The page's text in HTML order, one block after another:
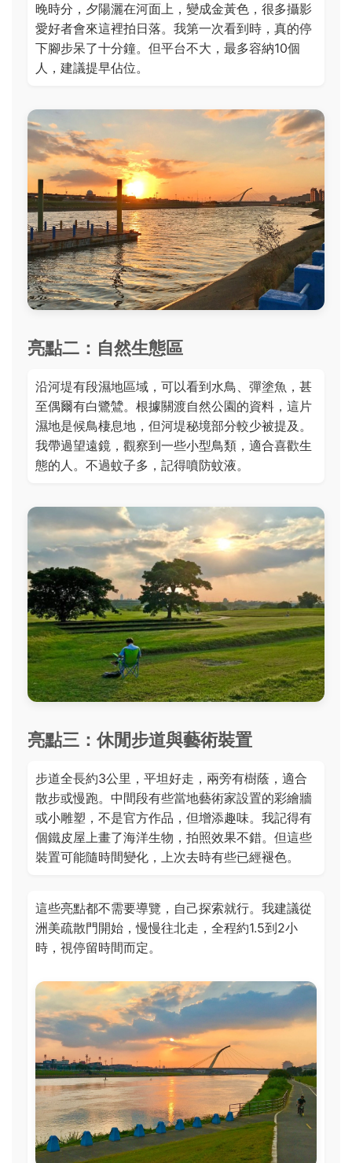
晚時分，夕陽灑在河面上，變成金黃色，很多攝影
愛好者會來這裡拍日落。我第一次看到時，真的停
下腳步呆了十分鐘。但平台不大，最多容納10個
人，建議提早佔位。
亮點二：自然生態區
沿河堤有段濕地區域，可以看到水鳥、彈塗魚，甚
至偶爾有白鷺鷥。根據關渡自然公園的資料，這片
濕地是候鳥棲息地，但河堤秘境部分較少被提及。
我帶過望遠鏡，觀察到一些小型鳥類，適合喜歡生
態的人。不過蚊子多，記得噴防蚊液。
亮點三：休閒步道與藝術裝置
步道全長約3公里，平坦好走，兩旁有樹蔭，適合
散步或慢跑。中間段有些當地藝術家設置的彩繪牆
或小雕塑，不是官方作品，但增添趣味。我記得有
個鐵皮屋上畫了海洋生物，拍照效果不錯。但這些
裝置可能隨時間變化，上次去時有些已經褪色。
這些亮點都不需要導覽，自己探索就行。我建議從
洲美疏散門開始，慢慢往北走，全程約1.5到2小
時，視停留時間而定。